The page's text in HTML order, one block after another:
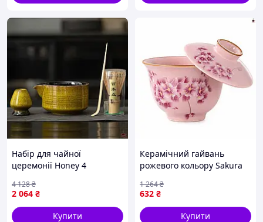
Набір для чайної
церемонії Honey 4
приготування матча #137
з унікальним дизайном і
якістю
2 064 ₴
4 128₴
Купити
Керамічний гайвань
рожевого кольору Sakura
церемонії
632 ₴
1 264₴
Купити